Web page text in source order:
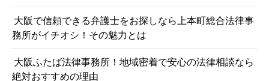
大阪で信頼できる弁護士をお探しなら上本町総合法律事
務所がイチオシ！その魅力とは
大阪ふたば法律事務所！地域密着で安心の法律相談なら
絶対おすすめの理由